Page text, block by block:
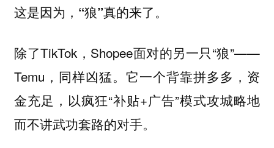
这是因为，“狼”真的来了。
除了TikTok，Shopee面对的另一只“狼”——
Temu，同样凶猛。它一个背靠拼多多，资
金充足，以疯狂“补贴+广告”模式攻城略地
而不讲武功套路的对手。